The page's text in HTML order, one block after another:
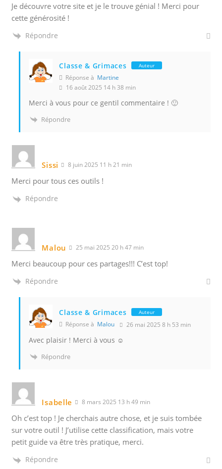
Je découvre votre site et je le trouve génial ! Merci pour
cette générosité !
Répondre
Classe & Grimaces Auteur
Réponse à Martine
16 août 2025 14 h 38 min
Merci à vous pour ce gentil commentaire ! 🙂
Répondre
Sissi 8 juin 2025 11 h 21 min
Merci pour tous ces outils !
Répondre
Malou 25 mai 2025 20 h 47 min
Merci beaucoup pour ces partages!!! C’est top!
Répondre
Classe & Grimaces Auteur
Réponse à Malou 26 mai 2025 8 h 53 min
Avec plaisir ! Merci à vous ☺️
Répondre
Isabelle 8 mars 2025 13 h 49 min
Oh c’est top ! Je cherchais autre chose, et je suis tombée
sur votre outil ! J’utilise cette classification, mais votre
petit guide va être très pratique, merci.
Répondre